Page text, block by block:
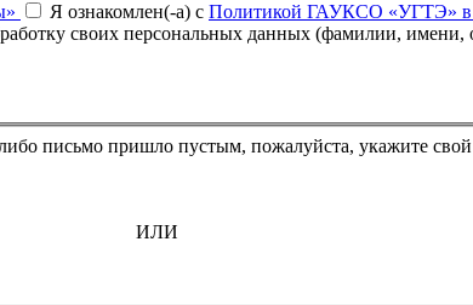
Я ознакомлен(-а) с Политикой ГАУКСО «УГТЭ» в
Если Вы оплатили билет, но он не пришёл на указанный e-mail (эл. адрес), либо письмо
ИЛИ